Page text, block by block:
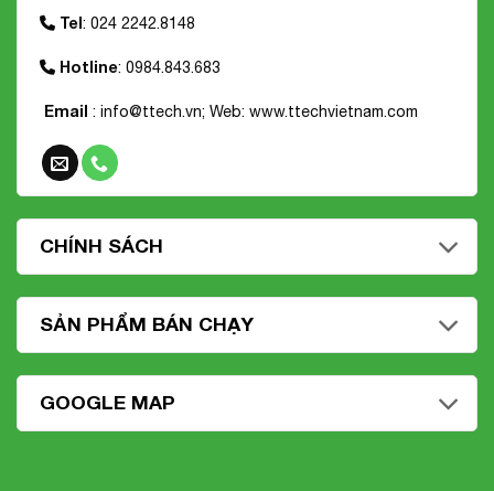
Tel: 024 2242.8148
Hotline: 0984.843.683
Email : info@ttech.vn; Web: www.ttechvietnam.com
CHÍNH SÁCH
SẢN PHẨM BÁN CHẠY
GOOGLE MAP